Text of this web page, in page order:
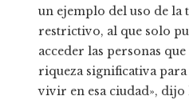
un ejemplo del uso de la
restrictivo, al que solo
acceder las personas
riqueza significativa
vivir en esa ciudad», dijo